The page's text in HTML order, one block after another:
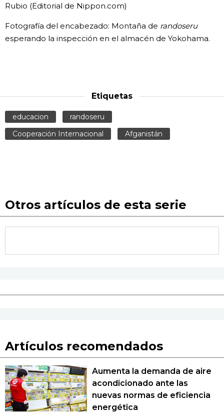
Rubio (Editorial de Nippon.com)
Fotografía del encabezado: Montaña de randoseru
esperando la inspección en el almacén de Yokohama.
Etiquetas
educacion
randoseru
Cooperación Internacional
Afganistán
Otros artículos de esta serie
Artículos recomendados
Aumenta la demanda de aire
acondicionado ante las
nuevas normas de eficiencia
energética